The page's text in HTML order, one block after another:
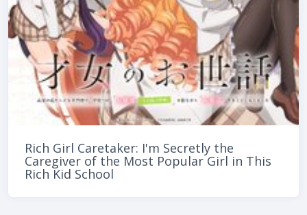
Rich Girl Caretaker: I'm Secretly the
Caregiver of the Most Popular Girl in This
Rich Kid School